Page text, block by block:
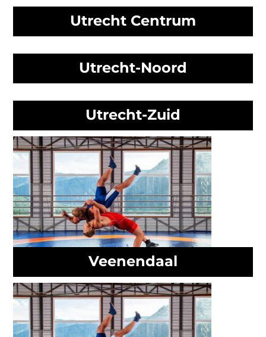
Utrecht Centrum
Utrecht-Noord
Utrecht-Zuid
Veenendaal